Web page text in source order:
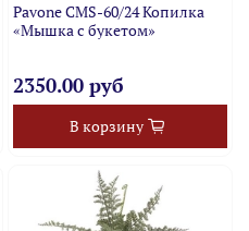
Pavone CMS-60/24 Копилка
«Мышка с букетом»
2350.00 руб
В корзину